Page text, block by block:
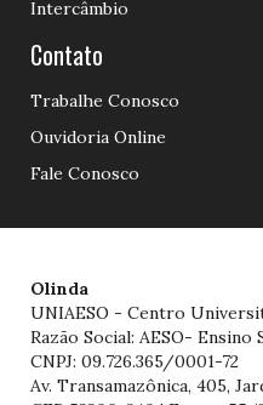
Intercâmbio
Contato
Trabalhe Conosco
Ouvidoria Online
Fale Conosco
Olinda
UNIAESO - Centro
Razão Social: AESO-
CNPJ: 09.726.365/0001-72
Av. Transamazônica, 405,